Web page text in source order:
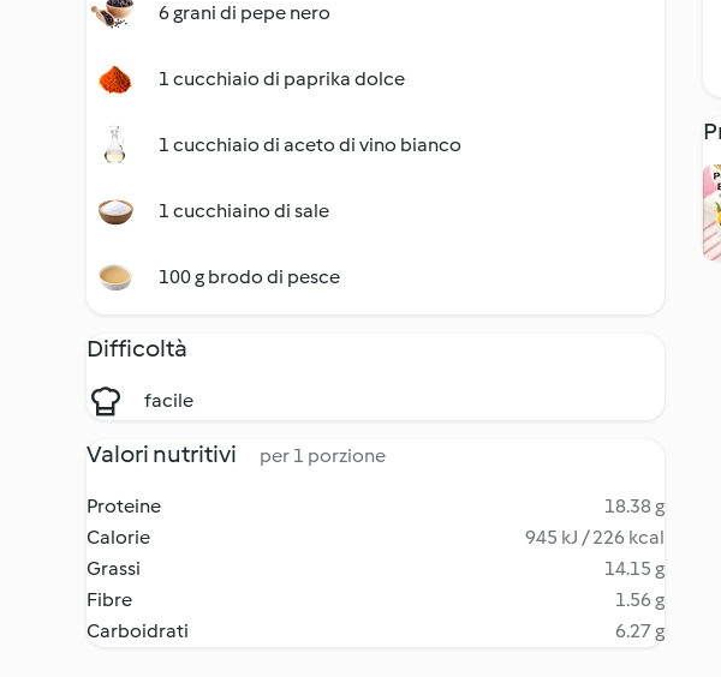
6 grani di pepe nero
1 cucchiaio di paprika dolce
1 cucchiaio di aceto di vino bianco
1 cucchiaino di sale
100 g brodo di pesce
Difficoltà
facile
Valori nutritivi per 1 porzione
Proteine
18.38 g
Calorie
945 kJ / 226 kcal
Grassi
14.15 g
Fibre
1.56 g
Carboidrati
6.27 g